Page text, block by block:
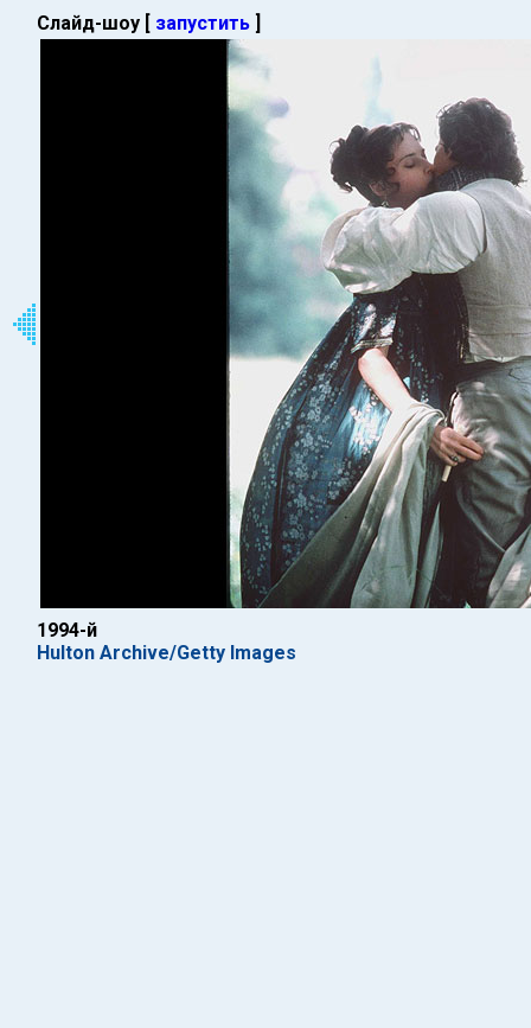
Слайд-шоу [ запустить ]
1994-й
Hulton Archive/Getty Images